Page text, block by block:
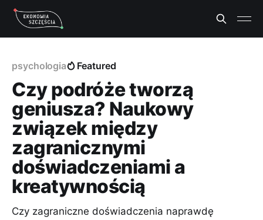
psychologia Featured
Czy podróże tworzą
geniusza? Naukowy
związek między
zagranicznymi
doświadczeniami a
kreatywnością
Czy zagraniczne doświadczenia naprawdę